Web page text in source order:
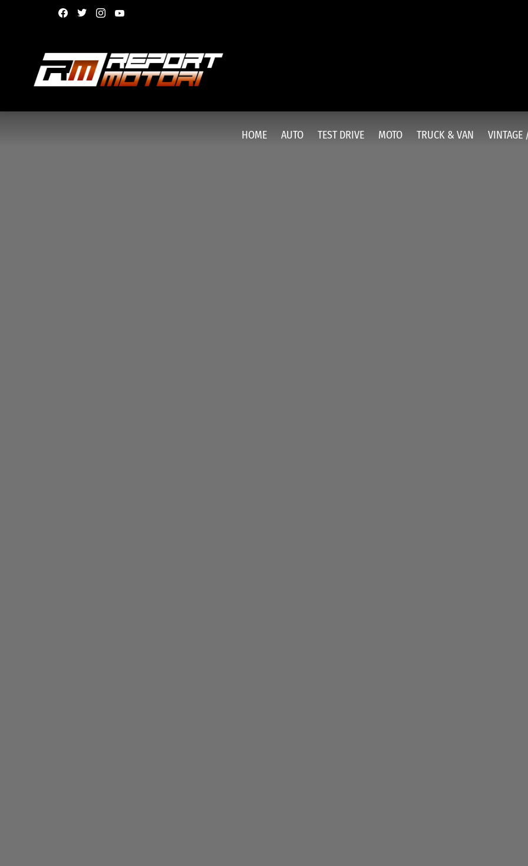
facebooktwitterinstagram
HOME AUTO TEST DRIVE MOTO TRUCK & VAN VINTAGE